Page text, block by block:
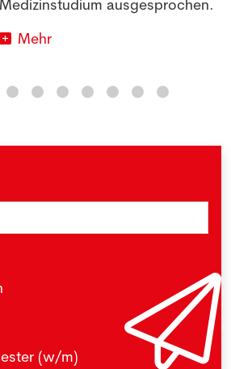
Medizinstudium ausgesprochen.
Mehr
(w/m)